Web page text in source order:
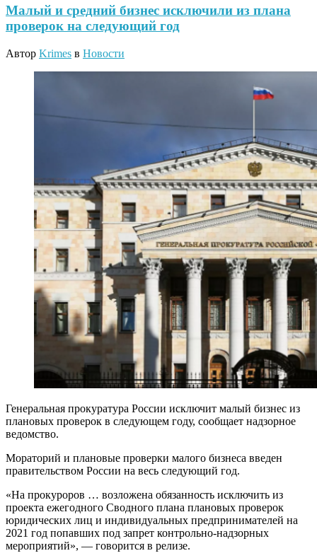
Малый и средний бизнес исключили из плана
проверок на следующий год
Автор Krimes в Новости
Генеральная прокуратура России исключит малый бизнес из
плановых проверок в следующем году, сообщает надзорное
ведомство.
Мораторий и плановые проверки малого бизнеса введен
правительством России на весь следующий год.
«На прокуроров … возложена обязанность исключить из
проекта ежегодного Сводного плана плановых проверок
юридических лиц и индивидуальных предпринимателей на
2021 год попавших под запрет контрольно-надзорных
мероприятий», — говорится в релизе.